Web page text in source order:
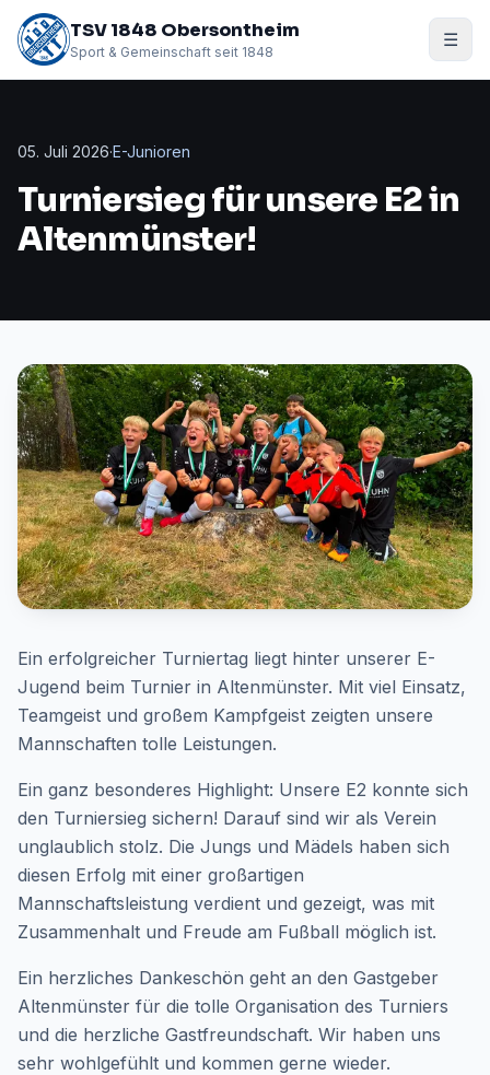
TSV 1848 Obersontheim
Sport & Gemeinschaft seit 1848
☰
05. Juli 2026·E-Junioren
Turniersieg für unsere E2 in
Altenmünster!
Ein erfolgreicher Turniertag liegt hinter unserer E-
Jugend beim Turnier in Altenmünster. Mit viel Einsatz,
Teamgeist und großem Kampfgeist zeigten unsere
Mannschaften tolle Leistungen.
Ein ganz besonderes Highlight: Unsere E2 konnte sich
den Turniersieg sichern! Darauf sind wir als Verein
unglaublich stolz. Die Jungs und Mädels haben sich
diesen Erfolg mit einer großartigen
Mannschaftsleistung verdient und gezeigt, was mit
Zusammenhalt und Freude am Fußball möglich ist.
Ein herzliches Dankeschön geht an den Gastgeber
Altenmünster für die tolle Organisation des Turniers
und die herzliche Gastfreundschaft. Wir haben uns
sehr wohlgefühlt und kommen gerne wieder.